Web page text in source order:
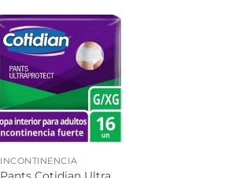
+
INCONTINENCIA